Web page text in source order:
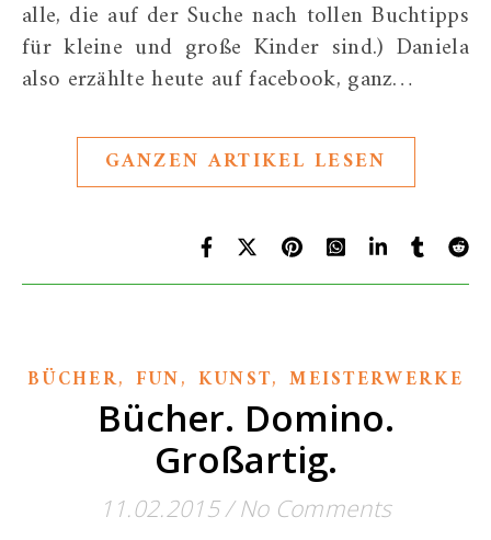
alle, die auf der Suche nach tollen Buchtipps
für kleine und große Kinder sind.) Daniela
also erzählte heute auf facebook, ganz…
GANZEN ARTIKEL LESEN
BÜCHER, FUN, KUNST,MEISTERWERKE
Bücher. Domino.
Großartig.
11.02.2015/ No Comments